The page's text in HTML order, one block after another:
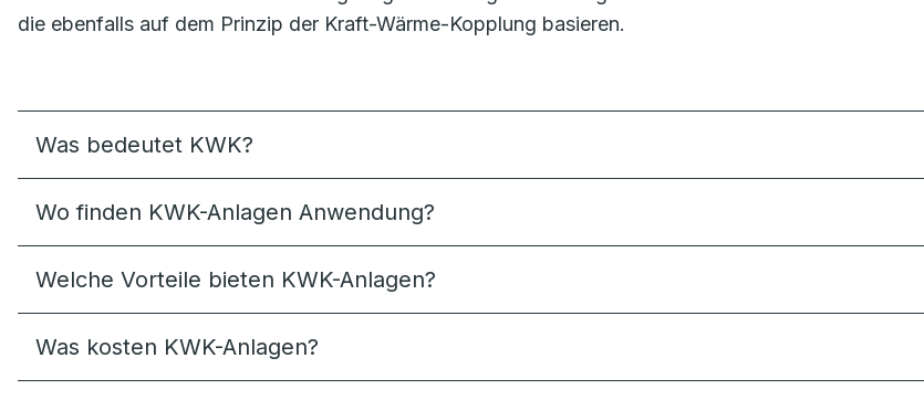
die ebenfalls auf dem Prinzip der Kraft-Wärme-Kopplung basieren.
Was bedeutet KWK?
Wo finden KWK-Anlagen Anwendung?
Welche Vorteile bieten KWK-Anlagen?
Was kosten KWK-Anlagen?